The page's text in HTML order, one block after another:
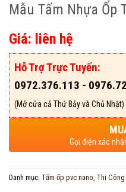
Mẫu Tấm Nhựa Ốp
Giá: liên hệ
Hỗ Trợ Trực Tuyến:
0972.376.113 -
(Mở cửa cả Thứ Bảy và Chủ Nhật)
Gọi điện xác
Danh mục: Tấm ốp pvc nano Thi